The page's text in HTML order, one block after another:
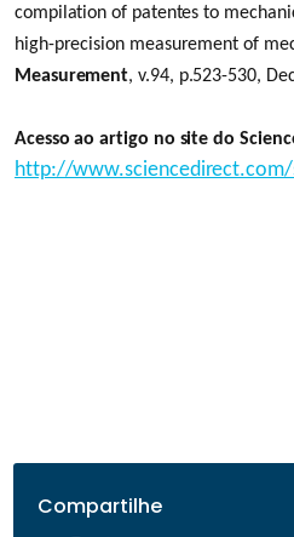
compilation of patentes to
high-precision measurement of
Measurement, v.94, p.523-530,
Acesso ao artigo no site do
http://
Compartilhe